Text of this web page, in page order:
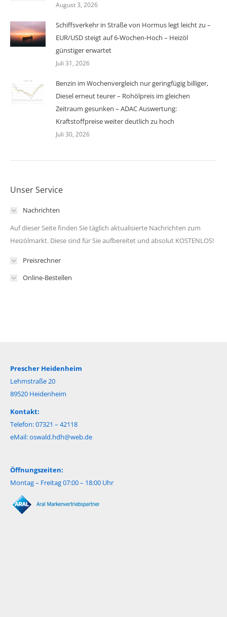
August 3, 2026
Schiffsverkehr in Straße von Hormus legt leicht zu –
EUR/USD steigt auf 6-Wochen-Hoch – Heizöl
günstiger erwartet
Juli 31, 2026
Benzin im Wochenvergleich nur geringfügig billiger,
Diesel erneut teurer – Rohölpreis im gleichen
Zeitraum gesunken – ADAC Auswertung:
Kraftstoffpreise weiter deutlich zu hoch
Juli 30, 2026
Unser Service
Nachrichten
Auf dieser Seite finden Sie täglich aktualisierte Nachrichten zum
Heizölmarkt. Diese sind für Sie aufbereitet und absolut KOSTENLOS!
Preisrechner
Online-Bestellen
Prescher Heidenheim
Lehmstraße 20
89520 Heidenheim
Kontakt:
Telefon: 07321 – 42118
eMail:oswald.hdh@web.de
Öffnungszeiten:
Montag – Freitag 07:00 – 18:00 Uhr